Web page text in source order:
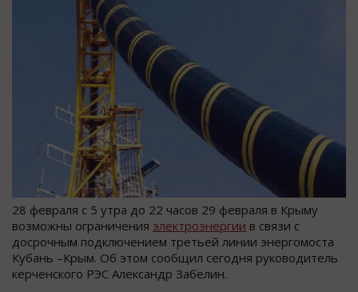
28 февраля с 5 утра до 22 часов 29 февраля в Крыму
возможны ограничения электроэнергии в связи с
досрочным подключением третьей линии энергомоста
Кубань –Крым. Об этом сообщил сегодня руководитель
керченского РЭС Александр Забелин.